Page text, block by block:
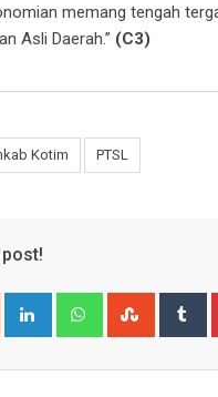
memang tengah
Asli Daerah.” (C3)
Kotim PTSL
Google+ LinkedIn Whatsapp